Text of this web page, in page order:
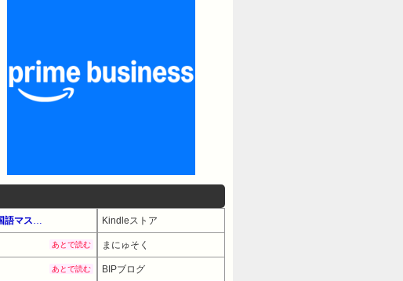
【最大65%OFF】Amazon公式 Kindle本 サマーセール第2弾（語学・辞事典・年鑑）『ゼロから12ヵ国語マスターした私の最強の外国語習得法』他 Kindleストア
あとで読む まにゅそく
あとで読む BIPブログ